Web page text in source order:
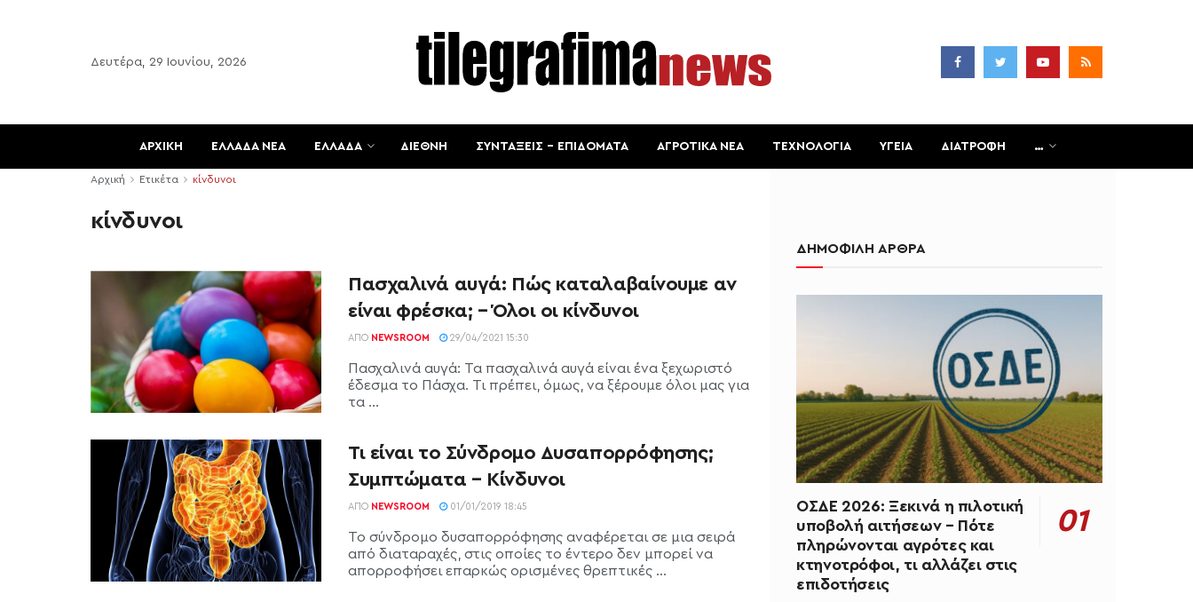
Δευτέρα, 29 Ιουνίου, 2026
ΑΡΧΙΚΗ ΕΛΛΑΔΑ ΝΕΑ ΕΛΛΑΔΑ ΔΙΕΘΝΗ ΣΥΝΤΑΞΕΙΣ – ΕΠΙΔΟΜΑΤΑ ΑΓΡΟΤΙΚΑ ΝΕΑ ΤΕΧΝΟΛΟΓΙΑ ΥΓΕΙΑ ΔΙΑΤΡΟΦΗ …
Αρχική Ετικέτα κίνδυνοι
κίνδυνοι
Πασχαλινά αυγά: Πώς καταλαβαίνουμε αν
είναι φρέσκα; – Όλοι οι κίνδυνοι
ΑΠΌ NEWSROOM 29/04/2021 15:30
Πασχαλινά αυγά: Τα πασχαλινά αυγά είναι ένα ξεχωριστό
έδεσμα το Πάσχα. Τι πρέπει, όμως, να ξέρουμε όλοι μας για
τα ...
Τι είναι το Σύνδρομο Δυσαπορρόφησης;
Συμπτώματα – Κίνδυνοι
ΑΠΌ NEWSROOM 01/01/2019 18:45
Το σύνδρομο δυσαπορρόφησης αναφέρεται σε μια σειρά
από διαταραχές, στις οποίες το έντερο δεν μπορεί να
απορροφήσει επαρκώς ορισμένες θρεπτικές ...
ΔΗΜΟΦΙΛΗ ΑΡΘΡΑ
ΟΣΔΕ 2026: Ξεκινά η πιλοτική
υποβολή αιτήσεων – Πότε
πληρώνονται αγρότες και
κτηνοτρόφοι, τι αλλάζει στις
επιδοτήσεις